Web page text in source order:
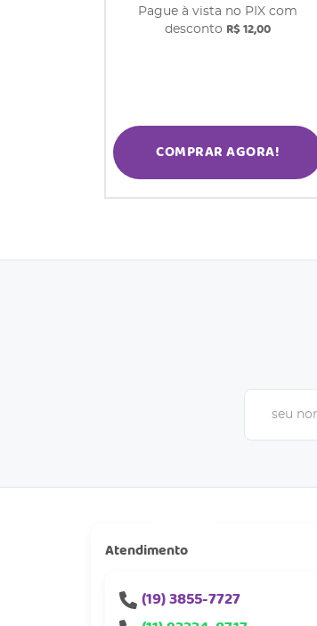
Pague à vista no PIX com
desconto R$ 12,00
COMPRAR AGORA!
Atendimento
(19)3855-7727